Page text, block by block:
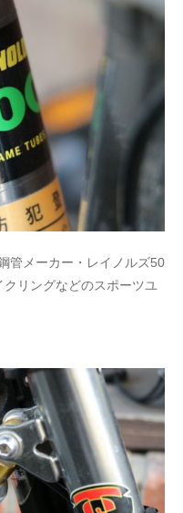
管メーカー・レイノルズ50
リングなどのスポーツユ